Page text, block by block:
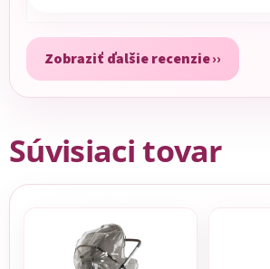
Zobraziť ďalšie recenzie
Súvisiaci tovar